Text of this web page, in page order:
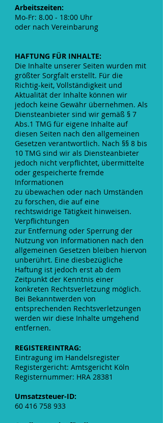
Arbeitszeiten:
Mo-Fr: 8.00 - 18:00 Uhr
oder nach Vereinbarung
HAFTUNG FÜR INHALTE:
Die Inhalte unserer Seiten wurden mit
größter Sorgfalt erstellt. Für die
Richtig-keit, Vollständigkeit und
Aktualität der Inhalte können wir
jedoch keine Gewähr übernehmen. Als
Diensteanbieter sind wir gemäß § 7
Abs.1 TMG für eigene Inhalte auf
diesen Seiten nach den allgemeinen
Gesetzen verantwortlich. Nach §§ 8 bis
10 TMG sind wir als Diensteanbieter
jedoch nicht verpflichtet, übermittelte
oder gespeicherte fremde
Informationen
zu übewachen oder nach Umständen
zu forschen, die auf eine
rechtswidrige Tätigkeit hinweisen.
Verpflichtungen
zur Entfernung oder Sperrung der
Nutzung von Informationen nach den
allgemeinen Gesetzen bleiben hiervon
unberührt. Eine diesbezügliche
Haftung ist jedoch erst ab dem
Zeitpunkt der Kenntnis einer
konkreten Rechtsverletzung möglich.
Bei Bekanntwerden von
entsprechenden Rechtsverletzungen
werden wir diese Inhalte umgehend
entfernen.
REGISTEREINTRAG:
Eintragung im Handelsregister
Registergericht: Amtsgericht Köln
Registernummer: HRA 28381
Umsatzsteuer-ID:
60 416 758 933